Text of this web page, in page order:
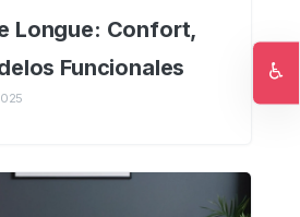
Longue: Confort,
Funcionales
♿